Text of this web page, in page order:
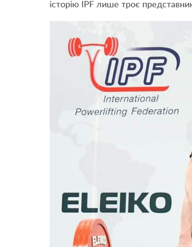
історію IPF лише троє